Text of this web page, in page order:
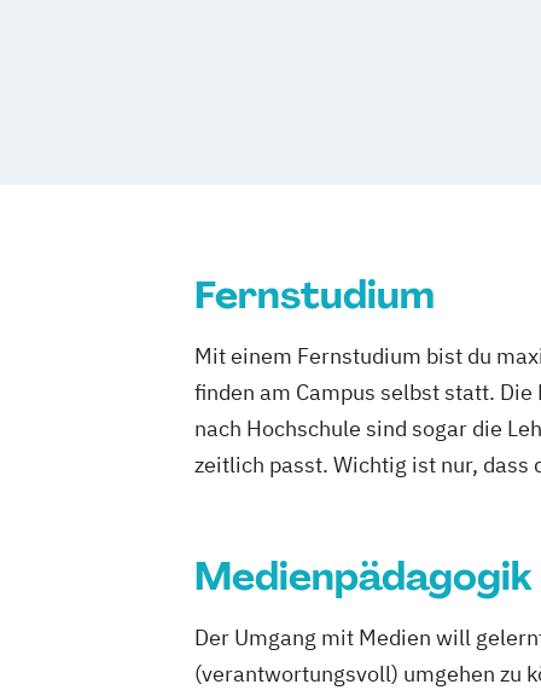
Fernstudium
Mit einem Fernstudium bist du
finden am Campus selbst statt.
nach Hochschule sind sogar die
zeitlich passt. Wichtig ist nur, dass
Medienpädagogik
Der Umgang mit Medien will
(verantwortungsvoll) umgehen zu